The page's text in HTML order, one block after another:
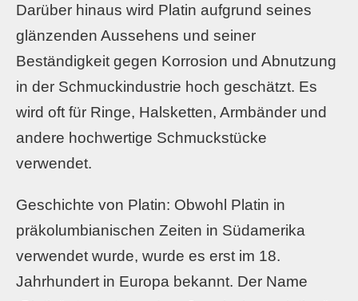
Darüber hinaus wird Platin aufgrund seines
glänzenden Aussehens und seiner
Beständigkeit gegen Korrosion und Abnutzung
in der Schmuckindustrie hoch geschätzt. Es
wird oft für Ringe, Halsketten, Armbänder und
andere hochwertige Schmuckstücke
verwendet.
Geschichte von Platin: Obwohl Platin in
präkolumbianischen Zeiten in Südamerika
verwendet wurde, wurde es erst im 18.
Jahrhundert in Europa bekannt. Der Name